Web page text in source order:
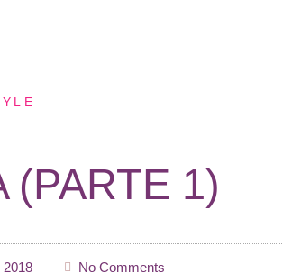
(PARTE 1)
2018 No Comments